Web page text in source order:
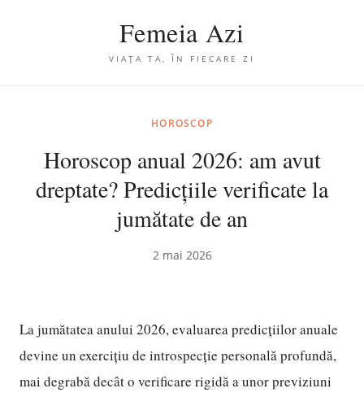
Femeia Azi
VIAȚA TA, ÎN FIECARE ZI
HOROSCOP
Horoscop anual 2026: am avut
dreptate? Predicțiile verificate la
jumătate de an
2 mai 2026
La jumătatea anului 2026, evaluarea predicțiilor anuale
devine un exercițiu de introspecție personală profundă,
mai degrabă decât o verificare rigidă a unor previziuni